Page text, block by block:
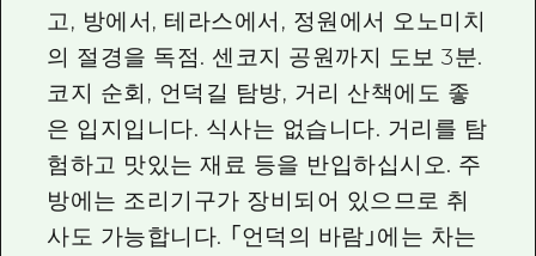
재해가 발생했을 때의 교통 정보
관광 안내 책자
고, 방에서, 테라스에서, 정원에서 오노미치
의 절경을 독점. 센코지 공원까지 도보 3분.
코지 순회, 언덕길 탐방, 거리 산책에도 좋
은 입지입니다. 식사는 없습니다. 거리를 탐
험하고 맛있는 재료 등을 반입하십시오. 주
방에는 조리기구가 장비되어 있으므로 취
사도 가능합니다. 「언덕의 바람」에는 차는